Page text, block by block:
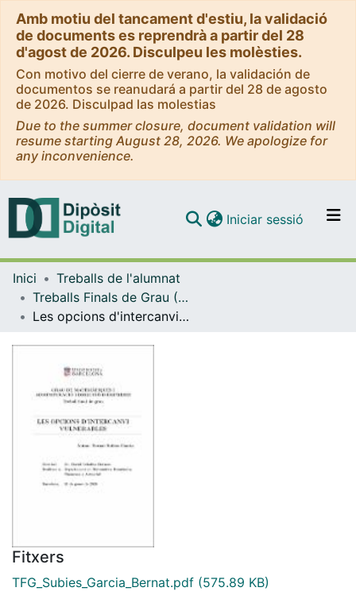
Amb motiu del tancament d'estiu, la validació
de documents es reprendrà a partir del 28
d'agost de 2026. Disculpeu les molèsties.
Con motivo del cierre de verano, la validación de
documentos se reanudará a partir del 28 de agosto
de 2026. Disculpad las molestias
Due to the summer closure, document validation will
resume starting August 28, 2026. We apologize for
any inconvenience.
Navega per tot el DD
Com publicar
Iniciar sessió (current)
Inici
Treballs de l'alumnat
Treballs Finals de Grau (TFG) - Administració i Direcció d’Empreses i Matemàtiques (Doble Grau)
Les opcions d'intercanvi vulnerables
Fitxers
TFG_Subies_Garcia_Bernat.pdf (575.89 KB)